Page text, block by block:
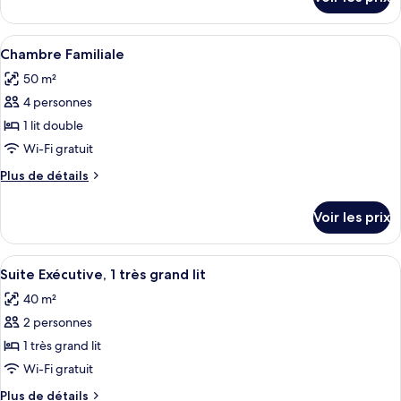
Suite
(Master)
le
type
de
Suite
(Master)
Afficher
toutes
les
photos
pour
ce
type
de
Chambre
Familiale
Une chambre d’hôtel avec un
5
Chambre Familiale
50 m²
4 personnes
1 lit double
Wi-Fi gratuit
Plus de détails
Plus
le
type
de
Chambre
Familiale
Voir les prix
Afficher
toutes
les
photos
pour
ce
type
Une chambre d’hôtel moderne,
5
Suite Exécutive, 1 très grand lit
40 m²
2 personnes
1 très grand lit
Wi-Fi gratuit
Plus de détails
Plus